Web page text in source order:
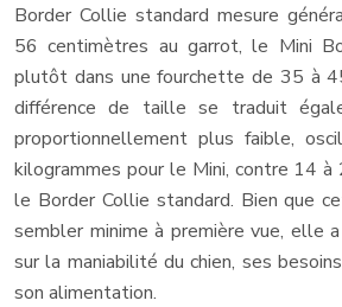
Border Collie standard mesure
56 centimètres au garrot, le Mini
plutôt dans une fourchette de 35 à
différence de taille se traduit
proportionnellement plus faible,
kilogrammes pour le Mini, contre 14
le Border Collie standard. Bien que
sembler minime à première vue, elle
sur la maniabilité du chien, ses
son alimentation.